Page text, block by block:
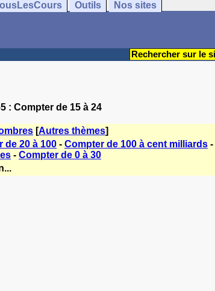
Outils Nos sites
: Compter de 15 à 24
[Autres thèmes]
de 20 à 100 - Compter de 100 à cent milliards -
- Compter de 0 à 30